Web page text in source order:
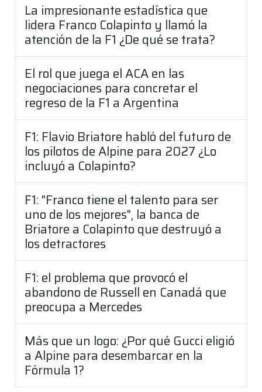
La impresionante estadística que
lidera Franco Colapinto y llamó la
atención de la F1 ¿De qué se trata?
El rol que juega el ACA en las
negociaciones para concretar el
regreso de la F1 a Argentina
F1: Flavio Briatore habló del futuro de
los pilotos de Alpine para 2027 ¿Lo
incluyó a Colapinto?
F1: "Franco tiene el talento para ser
uno de los mejores", la banca de
Briatore a Colapinto que destruyó a
los detractores
F1: el problema que provocó el
abandono de Russell en Canadá que
preocupa a Mercedes
Más que un logo: ¿Por qué Gucci eligió
a Alpine para desembarcar en la
Fórmula 1?